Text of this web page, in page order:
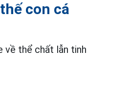
con cá
về thể chất lẫn tinh